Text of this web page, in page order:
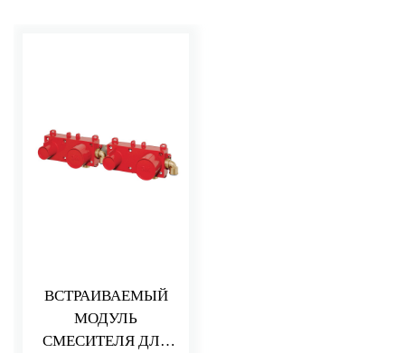
ВСТРАИВАЕМЫЙ
МОДУЛЬ
СМЕСИТЕЛЯ ДЛЯ